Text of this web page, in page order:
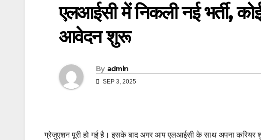
एलआईसी में निकली नई भर्ती,
आवेदन शुरू
By admin
SEP 3, 2025
ग्रेजुएशन पूरी हो गई है। इसके बाद अगर आप एलआईसी के साथ अपना